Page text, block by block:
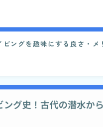
ビングを趣味にする良さ・メ